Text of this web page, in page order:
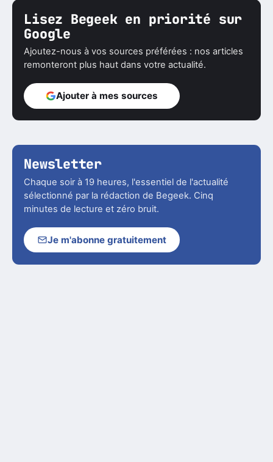
Lisez Begeek en priorité sur
Google
Ajoutez-nous à vos sources préférées : nos articles
remonteront plus haut dans votre actualité.
Ajouter à mes sources
Newsletter
Chaque soir à 19 heures, l'essentiel de l'actualité
sélectionné par la rédaction de Begeek. Cinq
minutes de lecture et zéro bruit.
Je m'abonne gratuitement